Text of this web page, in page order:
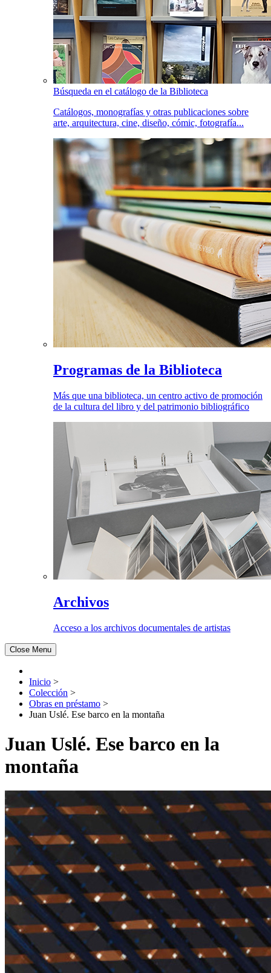
Búsqueda en el catálogo de la Biblioteca
Catálogos, monografías y otras publicaciones sobre
arte, arquitectura, cine, diseño, cómic, fotografía...
Programas de la Biblioteca
Más que una biblioteca, un centro activo de promoción
de la cultura del libro y del patrimonio bibliográfico
Archivos
Acceso a los archivos documentales de artistas
Close Menu
Inicio >
Colección >
Obras en préstamo >
Juan Uslé. Ese barco en la montaña
Juan Uslé. Ese barco en la
montaña